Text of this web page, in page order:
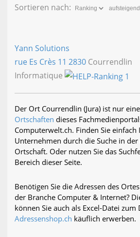
Sortieren nach:
Yann Solutions
rue Es Crès 11 2830 Courrendlin
Informatique
Der Ort Courrendlin (Jura) ist nur
Ortschaften dieses
Computerwelt.ch. Finden Sie einfach
Unternehmen durch die Suche in
Ortschaft. Oder nutzen Sie das
Bereich dieser Seite.
Benötigen Sie die Adressen des
der Branche Computer & Internet?
können Sie auch als Excel-Datei
Adressenshop.ch käuflich erwerben.